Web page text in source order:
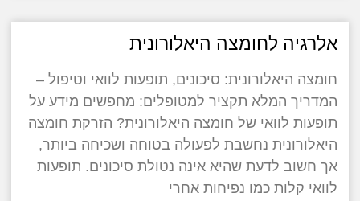
אלרגיה לחומצה היאלורונית
חומצה היאלורונית: סיכונים, תופעות לוואי וטיפול –
המדריך המלא תקציר למטופלים: מחפשים מידע על
תופעות לוואי של חומצה היאלורונית? הזרקת חומצה
היאלורונית נחשבת לפעולה בטוחה ושכיחה ביותר,
אך חשוב לדעת שהיא אינה נטולת סיכונים. תופעות
לוואי קלות כמו נפיחות אחרי